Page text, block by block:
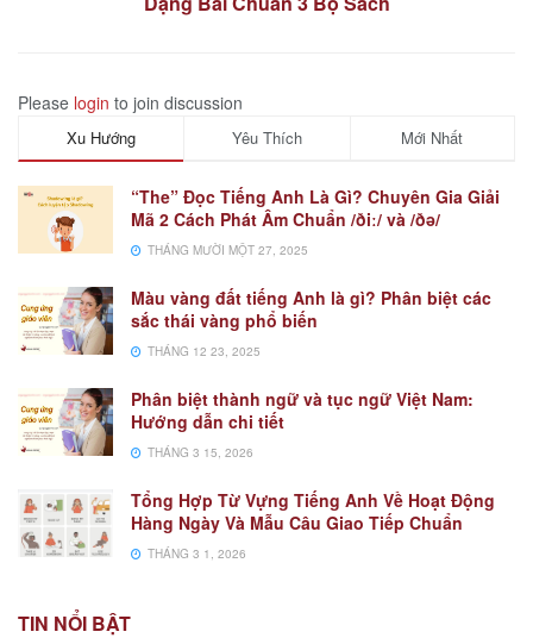
Please login to join discussion
Xu Hướng Yêu Thích Mới Nhất
“The” Đọc Tiếng Anh Là Gì? Chuyên Gia Giải
Mã 2 Cách Phát Âm Chuẩn /ðiː/ và /ðə/
THÁNG MƯỜI MỘT 27, 2025
Màu vàng đất tiếng Anh là gì? Phân biệt các
sắc thái vàng phổ biến
THÁNG 12 23, 2025
Phân biệt thành ngữ và tục ngữ Việt Nam:
Hướng dẫn chi tiết
THÁNG 3 15, 2026
Tổng Hợp Từ Vựng Tiếng Anh Về Hoạt Động
Hàng Ngày Và Mẫu Câu Giao Tiếp Chuẩn
THÁNG 3 1, 2026
TIN NỔI BẬT